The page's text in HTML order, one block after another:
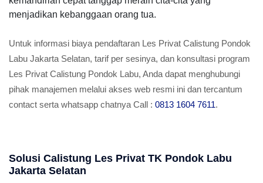
menjadikan kebanggaan orang tua.
Untuk informasi biaya pendaftaran Les Privat Calistung Pondok
Labu Jakarta Selatan, tarif per sesinya, dan konsultasi program
Les Privat Calistung Pondok Labu, Anda dapat menghubungi
pihak manajemen melalui akses web resmi ini dan tercantum
contact serta whatsapp chatnya Call : 0813 1604 7611.
Solusi Calistung Les Privat TK Pondok Labu
Jakarta Selatan